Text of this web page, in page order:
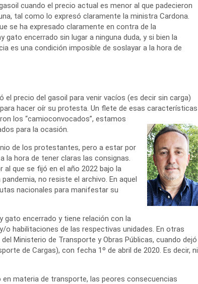
cuando el precio actual es menor al que padecieron
tal como lo expresó claramente la ministra Cardona.
se ha expresado claramente en contra de la
encerrado sin lugar a ninguna duda, y si bien la
es una condición imposible de soslayar a la hora de
precio del gasoil para venir vacíos (es decir sin carga)
hacer oír su protesta. Un flete de esas características
los “camioconvocados”, estamos
para la ocasión.
de los protestantes, pero a estar por
la hora de tener claras las consignas.
que se fijó en el año 2022 bajo la
no resiste el archivo. En aquel
nacionales para manifestar su
encerrado y tiene relación con la
habilitaciones de las respectivas unidades. En otras
Ministerio de Transporte y Obras Públicas, cuando dejó
de Cargas), con fecha 1º de abril de 2020. Es decir, ni
materia de transporte, las peores consecuencias